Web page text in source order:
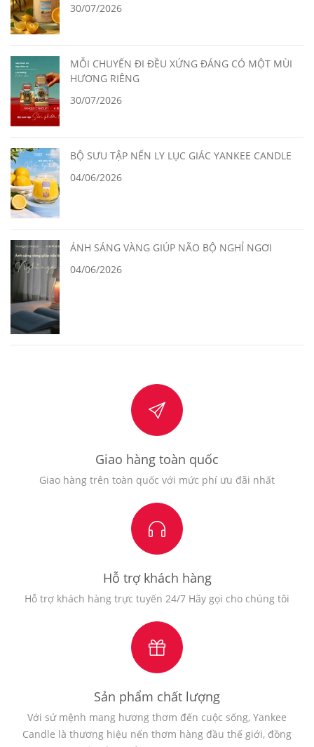
30/07/2026
MỖI CHUYẾN ĐI ĐỀU XỨNG ĐÁNG CÓ MỘT MÙI
HƯƠNG RIÊNG
30/07/2026
BỘ SƯU TẬP NẾN LY LỤC GIÁC YANKEE CANDLE
04/06/2026
ÁNH SÁNG VÀNG GIÚP NÃO BỘ NGHỈ NGƠI
04/06/2026
Giao hàng toàn quốc
Giao hàng trên toàn quốc với mức phí ưu đãi nhất
Hỗ trợ khách hàng
Hỗ trợ khách hàng trực tuyến 24/7 Hãy gọi cho chúng tôi
Sản phẩm chất lượng
Với sứ mệnh mang hương thơm đến cuộc sống, Yankee
Candle là thương hiệu nến thơm hàng đầu thế giới, đồng